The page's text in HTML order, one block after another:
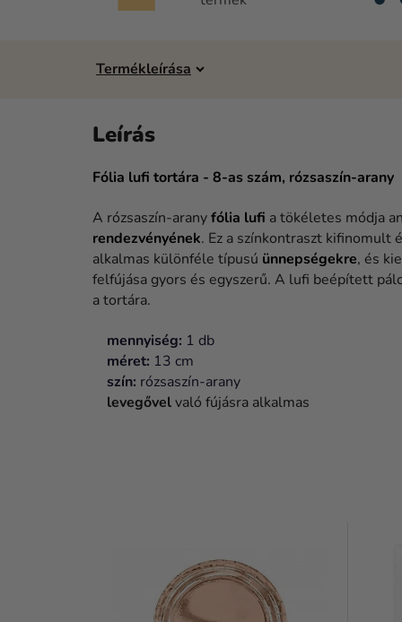
Fólia lufi tortára - 8-as szám, rózsaszín-arany
A rózsaszín-aranyfólia lufi a tökéletes módja
rendezvényének. Ez a színkontraszt kifinomult
alkalmas különféle típusú ünnepségekre, és
felfújása gyors és egyszerű. A lufi beépített
a tortára.
mennyiség: 1 db
méret: 13 cm
szín: rózsaszín-arany
levegővelvaló fújásra alkalmas